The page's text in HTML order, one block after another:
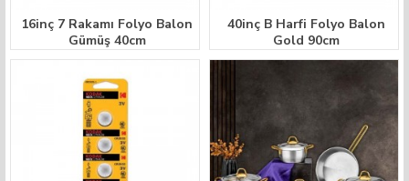
16inç 7 Rakamı Folyo Balon
Gümüş 40cm
40inç B Harfi Folyo Balon
Gold 90cm